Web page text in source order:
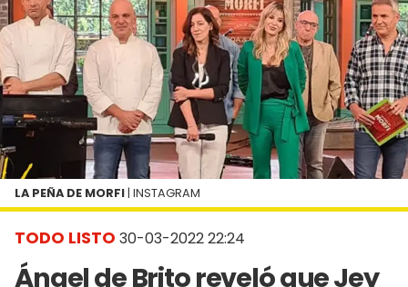
TODO LISTO 30-03-2022 22:24
Ángel de Brito reveló que Jey
LA PEÑA DE MORFI | INSTAGRAM